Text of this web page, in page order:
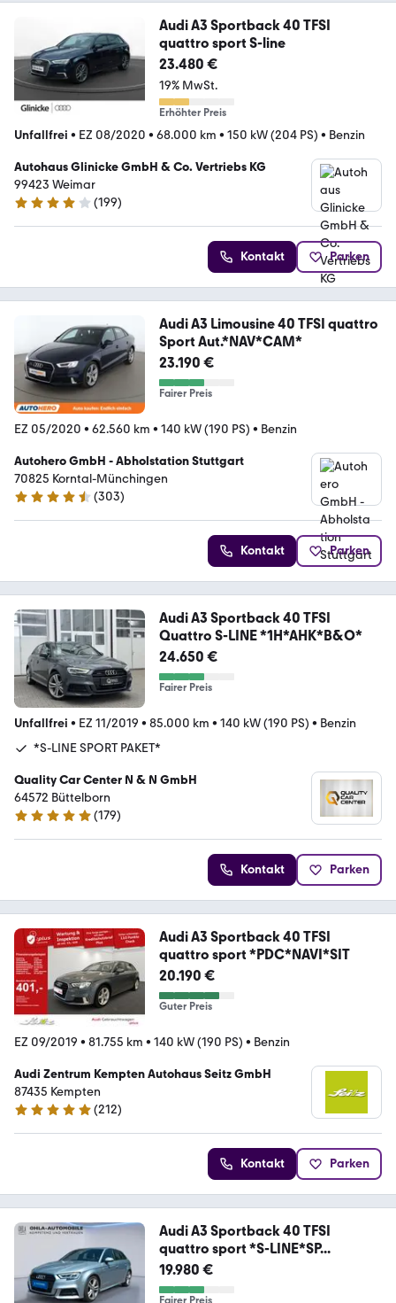
Audi A3 Sportback 40 TFSI
quattro sport S-line
23.480 €
19% MwSt.
Erhöhter Preis
Unfallfrei • EZ 08/2020 • 68.000 km • 150 kW (204 PS) • Benzin
Autohaus Glinicke GmbH & Co. Vertriebs KG
99423 Weimar
4.2 Sterne
(199)
Kontakt Parken
Audi A3 Limousine 40 TFSI quattro
Sport Aut.*NAV*CAM*
23.190 €
Fairer Preis
EZ 05/2020 • 62.560 km • 140 kW (190 PS) • Benzin
Autohero GmbH - Abholstation Stuttgart
70825 Korntal-Münchingen
4.4 Sterne
(303)
Kontakt Parken
Audi A3 Sportback 40 TFSI
Quattro S-LINE *1H*AHK*B&O*
24.650 €
Fairer Preis
Unfallfrei • EZ 11/2019 • 85.000 km • 140 kW (190 PS) • Benzin
*S-LINE SPORT PAKET*
Quality Car Center N & N GmbH
64572 Büttelborn
5 Sterne
(179)
Kontakt Parken
Audi A3 Sportback 40 TFSI
quattro sport *PDC*NAVI*SIT
20.190 €
Guter Preis
EZ 09/2019 • 81.755 km • 140 kW (190 PS) • Benzin
Audi Zentrum Kempten Autohaus Seitz GmbH
87435 Kempten
4.8 Sterne
(212)
Kontakt Parken
Audi A3 Sportback 40 TFSI
quattro sport *S-LINE*SP...
19.980 €
Fairer Preis